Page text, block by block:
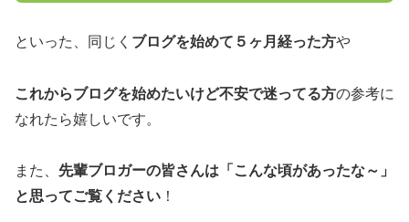
といった、同じく ブログを始めて５ヶ月経った方や
これからブログを始めたいけど不安で迷ってる方の参考に
なれたら嬉しいです。
また、 先輩ブロガーの皆さんは「こんな頃があったな～」
と思ってご覧ください ！